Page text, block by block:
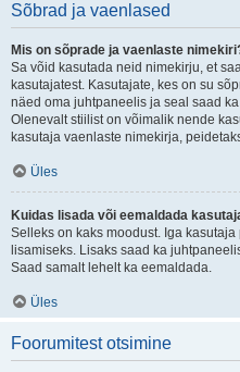
Sõbrad ja vaenlased
Mis on sõprade ja vaenlaste
Sa võid kasutada neid nimekirju, et
kasutajatest. Kasutajate, kes on su
näed oma juhtpaneelis ja seal saad
Olenevalt stiilist on võimalik nende
kasutaja vaenlaste nimekirja,
Üles
Kuidas lisada või eemaldada
Selleks on kaks moodust. Iga
lisamiseks. Lisaks saad ka
Saad samalt lehelt ka eemaldada.
Üles
Foorumitest otsimine